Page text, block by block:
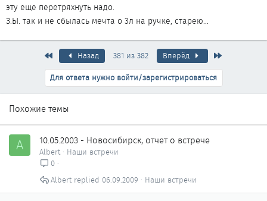
эту еще перетряхнуть надо.
З.Ы. так и не сбылась мечта о 3л на ручке, старею...
ПервыйНазад 381 из 382 Вперёд
Для ответа нужно войти/зарегистрироваться
Похожие темы
A 10.05.2003 - Новосибирск, отчет о встрече
Albert
Наши встречи
0
Наши встречи
06.09.2009
Albert